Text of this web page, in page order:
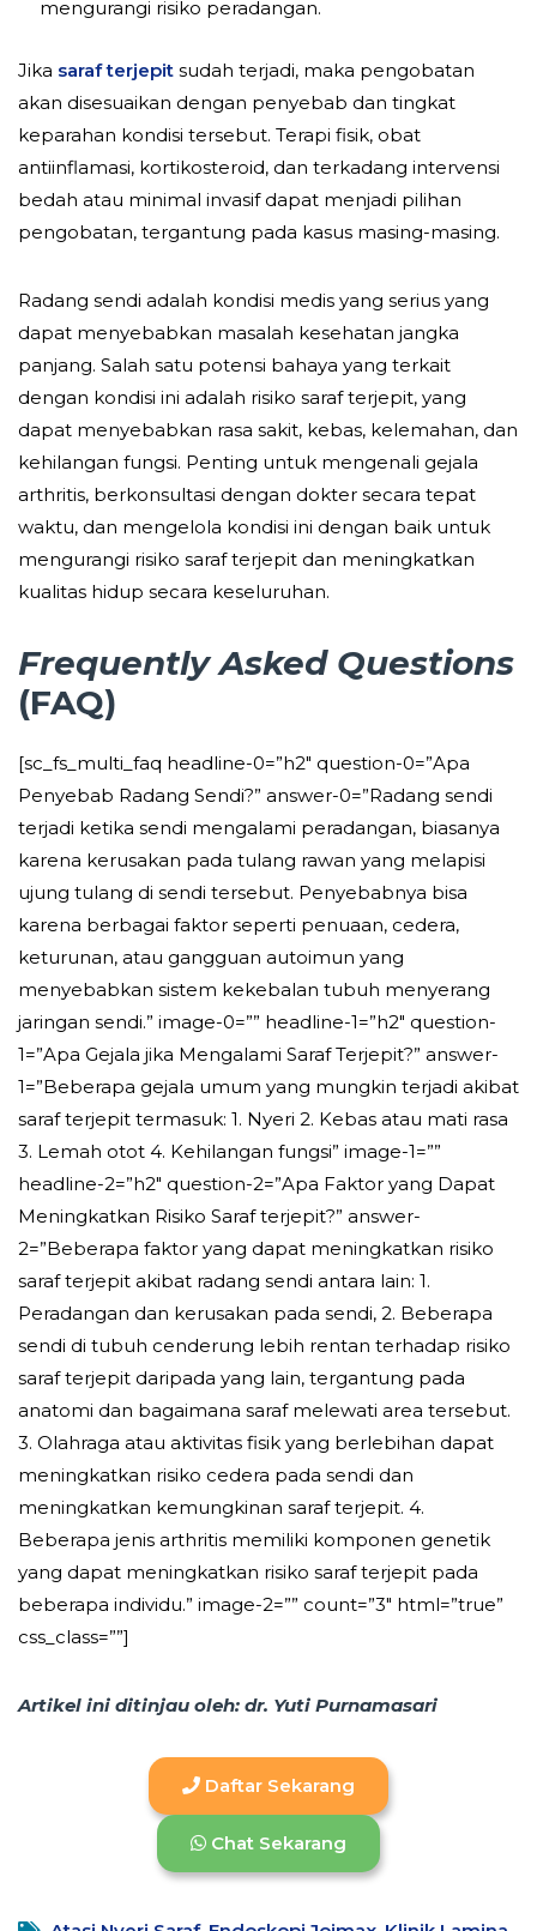
mengurangi risiko peradangan.
Jika saraf terjepit sudah terjadi, maka pengobatan
akan disesuaikan dengan penyebab dan tingkat
keparahan kondisi tersebut. Terapi fisik, obat
antiinflamasi, kortikosteroid, dan terkadang intervensi
bedah atau minimal invasif dapat menjadi pilihan
pengobatan, tergantung pada kasus masing-masing.
Radang sendi adalah kondisi medis yang serius yang
dapat menyebabkan masalah kesehatan jangka
panjang. Salah satu potensi bahaya yang terkait
dengan kondisi ini adalah risiko saraf terjepit, yang
dapat menyebabkan rasa sakit, kebas, kelemahan, dan
kehilangan fungsi. Penting untuk mengenali gejala
arthritis, berkonsultasi dengan dokter secara tepat
waktu, dan mengelola kondisi ini dengan baik untuk
mengurangi risiko saraf terjepit dan meningkatkan
kualitas hidup secara keseluruhan.
Frequently Asked Questions
(FAQ)
[sc_fs_multi_faq headline-0=”h2″ question-0=”Apa
Penyebab Radang Sendi?” answer-0=”Radang sendi
terjadi ketika sendi mengalami peradangan, biasanya
karena kerusakan pada tulang rawan yang melapisi
ujung tulang di sendi tersebut. Penyebabnya bisa
karena berbagai faktor seperti penuaan, cedera,
keturunan, atau gangguan autoimun yang
menyebabkan sistem kekebalan tubuh menyerang
jaringan sendi.” image-0=”” headline-1=”h2″ question-
1=”Apa Gejala jika Mengalami Saraf Terjepit?” answer-
1=”Beberapa gejala umum yang mungkin terjadi akibat
saraf terjepit termasuk: 1. Nyeri 2. Kebas atau mati rasa
3. Lemah otot 4. Kehilangan fungsi” image-1=””
headline-2=”h2″ question-2=”Apa Faktor yang Dapat
Meningkatkan Risiko Saraf terjepit?” answer-
2=”Beberapa faktor yang dapat meningkatkan risiko
saraf terjepit akibat radang sendi antara lain: 1.
Peradangan dan kerusakan pada sendi, 2. Beberapa
sendi di tubuh cenderung lebih rentan terhadap risiko
saraf terjepit daripada yang lain, tergantung pada
anatomi dan bagaimana saraf melewati area tersebut.
3. Olahraga atau aktivitas fisik yang berlebihan dapat
meningkatkan risiko cedera pada sendi dan
meningkatkan kemungkinan saraf terjepit. 4.
Beberapa jenis arthritis memiliki komponen genetik
yang dapat meningkatkan risiko saraf terjepit pada
beberapa individu.” image-2=”” count=”3″ html=”true”
css_class=””]
Artikel ini ditinjau oleh: dr. Yuti Purnamasari
Daftar Sekarang
Chat Sekarang